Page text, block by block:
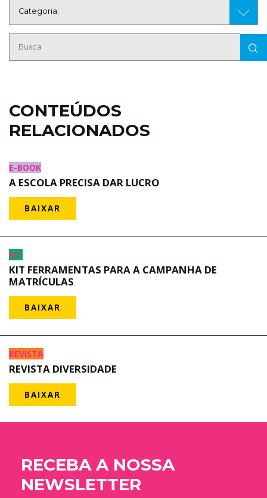
CONTEÚDOS
RELACIONADOS
E-BOOK
A ESCOLA PRECISA DAR LUCRO
BAIXAR
KIT
KIT FERRAMENTAS PARA A CAMPANHA DE
MATRÍCULAS
BAIXAR
REVISTA
REVISTA DIVERSIDADE
BAIXAR
RECEBA A NOSSA
NEWSLETTER